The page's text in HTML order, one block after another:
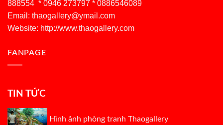
888554 * 0946 273797 * 0886546089
Email: thaogallery@ymail.com
Website: http://www.thaogallery.com
FANPAGE
TIN TỨC
Hình ảnh phòng tranh Thaogallery